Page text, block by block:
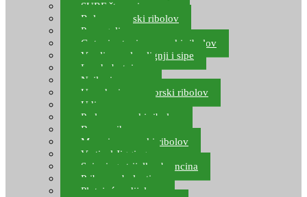
SURF štapovi
Role za morski ribolov
Parangali
Gotovi setovi za morski ribolov
Varalice za lov lignji i sipe
Lov hobotnice
Najloni za more
Upredenice za morski ribolov
Udice za more
Perle za morski ribolov
Brum prihrana za more
Mamci za morski ribolov
Vertical Jigging
Spinning strijelke, brancina
Pribor za bolentino
Plutajuća odijela